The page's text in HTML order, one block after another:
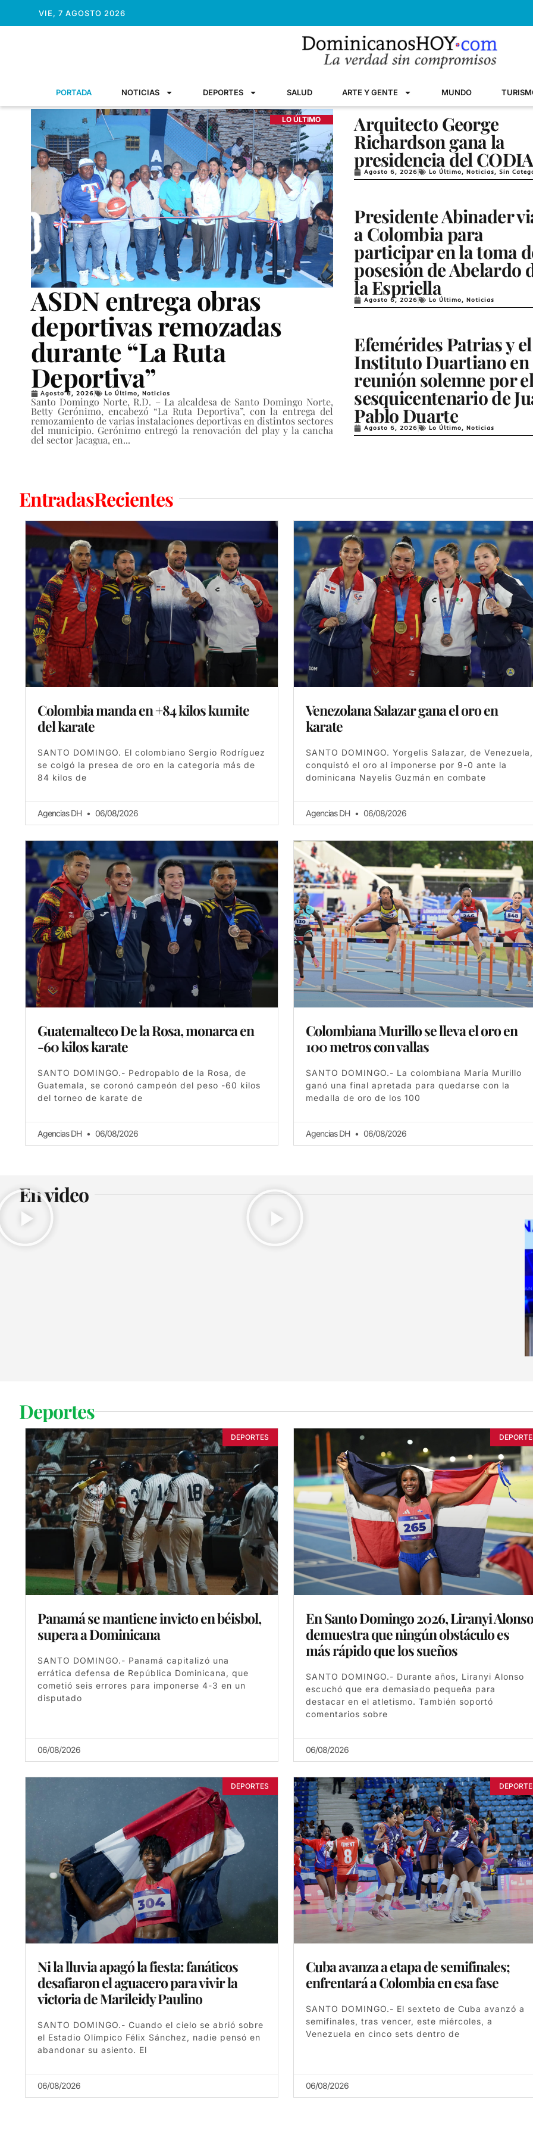
VIE, 7 AGOSTO 2026
PORTADA NOTICIAS DEPORTES SALUD ARTE Y GENTE MUNDO
LO ÚLTIMO
ASDN entrega obras
deportivas remozadas
durante “La Ruta
Deportiva”
Agosto 6, 2026 Lo Último, Noticias
Santo Domingo Norte, R.D. – La alcaldesa de Santo Domingo Norte,
Betty Gerónimo, encabezó “La Ruta Deportiva”, con la entrega del
remozamiento de varias instalaciones deportivas en distintos sectores
del municipio. Gerónimo entregó la renovación del play y la cancha
del sector Jacagua, en...
Arquitecto George
Richardson gana la
presidencia del CODIA
Agosto 6, 2026 Lo Último,Noticias,Sin
Presidente Abinader
a Colombia para
participar en la toma
posesión de Abelardo
la Espriella
Agosto 6, 2026 Lo Último,Noticias
Efemérides Patrias y el
Instituto Duartiano en
reunión solemne por el
sesquicentenario de
Pablo Duarte
Agosto 6, 2026 Lo Último,Noticias
EntradasRecientes
Colombia manda en +84 kilos kumite
del karate
SANTO DOMINGO. El colombiano Sergio Rodríguez
se colgó la presea de oro en la categoría más de
84 kilos de
Agencias DH 06/08/2026
Venezolana Salazar gana el oro en
karate
SANTO DOMINGO. Yorgelis Salazar, de Venezuela,
conquistó el oro al imponerse por 9-0 ante la
dominicana Nayelis Guzmán en combate
Agencias DH 06/08/2026
Guatemalteco De la Rosa, monarca en
-60 kilos karate
SANTO DOMINGO.- Pedropablo de la Rosa, de
Guatemala, se coronó campeón del peso -60 kilos
del torneo de karate de
Agencias DH 06/08/2026
Colombiana Murillo se lleva el oro en
100 metros con vallas
SANTO DOMINGO.- La colombiana María Murillo
ganó una final apretada para quedarse con la
medalla de oro de los 100
Agencias DH 06/08/2026
En video
Deportes
DEPORTES
Panamá se mantiene invicto en béisbol,
supera a Dominicana
SANTO DOMINGO.- Panamá capitalizó una
errática defensa de República Dominicana, que
cometió seis errores para imponerse 4-3 en un
disputado
06/08/2026
En Santo Domingo 2026, Liranyi Alonso
demuestra que ningún obstáculo es
más rápido que los sueños
SANTO DOMINGO.- Durante años, Liranyi Alonso
escuchó que era demasiado pequeña para
destacar en el atletismo. También soportó
comentarios sobre
06/08/2026
DEPORTES
Ni la lluvia apagó la fiesta: fanáticos
desafiaron el aguacero para vivir la
victoria de Marileidy Paulino
SANTO DOMINGO.- Cuando el cielo se abrió sobre
el Estadio Olímpico Félix Sánchez, nadie pensó en
abandonar su asiento. El
06/08/2026
Cuba avanza a etapa de semifinales;
enfrentará a Colombia en esa fase
SANTO DOMINGO.- El sexteto de Cuba avanzó a
semifinales, tras vencer, este miércoles, a
Venezuela en cinco sets dentro de
06/08/2026